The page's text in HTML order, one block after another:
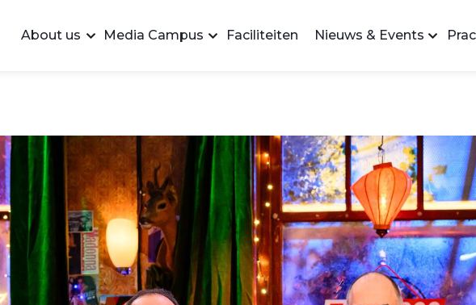
About us Media Campus Faciliteiten Nieuws & Events